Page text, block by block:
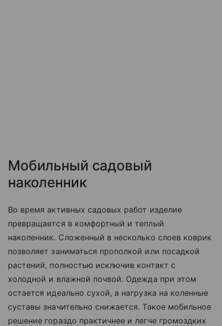
Мобильный садовый
наколенник
Во время активных садовых работ изделие
превращается в комфортный и теплый
наколенник. Сложенный в несколько слоев коврик
позволяет заниматься прополкой или посадкой
растений, полностью исключив контакт с
холодной и влажной почвой. Одежда при этом
остается идеально сухой, а нагрузка на коленные
суставы значительно снижается. Такое мобильное
решение гораздо практичнее и легче громоздких